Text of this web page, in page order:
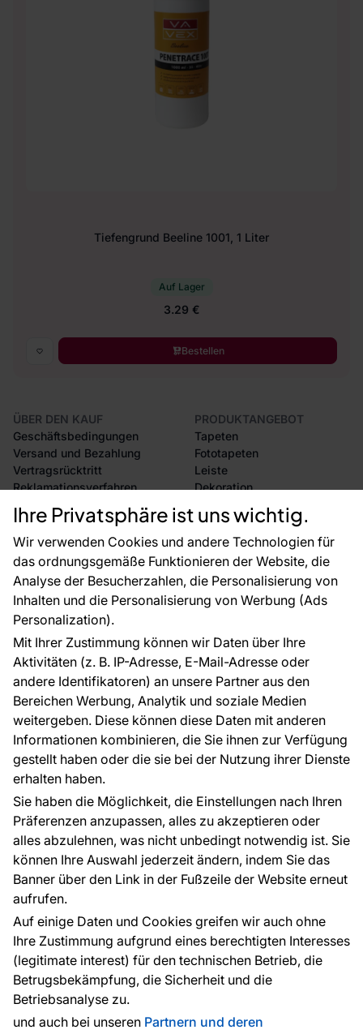
Ihre Privatsphäre ist uns wichtig.
Wir verwenden Cookies und andere Technologien für
das ordnungsgemäße Funktionieren der Website, die
Analyse der Besucherzahlen, die Personalisierung von
Inhalten und die Personalisierung von Werbung (Ads
Personalization).
Mit Ihrer Zustimmung können wir Daten über Ihre
Aktivitäten (z. B. IP-Adresse, E-Mail-Adresse oder
andere Identifikatoren) an unsere Partner aus den
Bereichen Werbung, Analytik und soziale Medien
weitergeben. Diese können diese Daten mit anderen
Informationen kombinieren, die Sie ihnen zur Verfügung
gestellt haben oder die sie bei der Nutzung ihrer Dienste
erhalten haben.
Sie haben die Möglichkeit, die Einstellungen nach Ihren
Präferenzen anzupassen, alles zu akzeptieren oder
alles abzulehnen, was nicht unbedingt notwendig ist. Sie
können Ihre Auswahl jederzeit ändern, indem Sie das
Banner über den Link in der Fußzeile der Website erneut
aufrufen.
Auf einige Daten und Cookies greifen wir auch ohne
Ihre Zustimmung aufgrund eines berechtigten Interesses
(legitimate interest) für den technischen Betrieb, die
Betrugsbekämpfung, die Sicherheit und die
Betriebsanalyse zu.
und auch bei unseren Partnern und deren
Tiefengrund Beeline 1001, 1 Liter
Auf Lager
3.29 €
Bestellen
ÜBER DEN KAUF
Geschäftsbedingungen
Versand und Bezahlung
Vertragsrücktritt
Reklamationsverfahren
Rücksendung von Waren
CE-Zertifizierung
Großhandel
Raumvisualisierung
PRODUKTANGEBOT
Tapeten
Fototapeten
Leiste
Dekoration
Selbstklebende Folien
Zubehör
Tapetenmuster
FÜR SIE
Blog
EU-Projekte
Ratschläge und Tipps
FAQ
ÜBER DAS UNTERNEHMEN
Kontakt
Haben Sie Fragen? Wir helfen Ihnen gerne weiter
und beraten Sie persönlich.
+49 781 95633072
service@tapeteneshop.de
Zahlungsarten:
Die Zahlungen werden geleistet von:
Schutz personenbezogener Daten